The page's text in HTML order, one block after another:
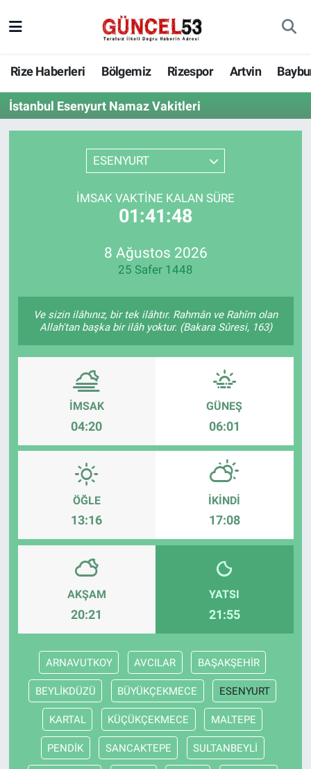
Rize Haberleri Bölgemiz Rizespor Artvin
İstanbul Esenyurt Namaz Vakitleri
ESENYURT
İMSAK VAKTINE KALAN SÜRE
01:41:48
8 Ağustos 2026
25 Safer 1448
Ve sizin ilâhınız, bir tek ilâhtır. Rahmân ve Rahîm olan
Allah'tan başka bir ilâh yoktur. (Bakara Sûresi, 163)
İMSAK
04:20
GÜNEŞ
06:01
ÖĞLE
13:16
İKINDI
17:08
AKŞAM
20:21
YATSI
21:55
ARNAVUTKOY AVCILAR BAŞAKŞEHİR
BEYLİKDÜZÜ BÜYÜKÇEKMECE ESENYURT
KARTAL KÜÇÜKÇEKMECE MALTEPE
PENDİK SANCAKTEPE SULTANBEYLİ